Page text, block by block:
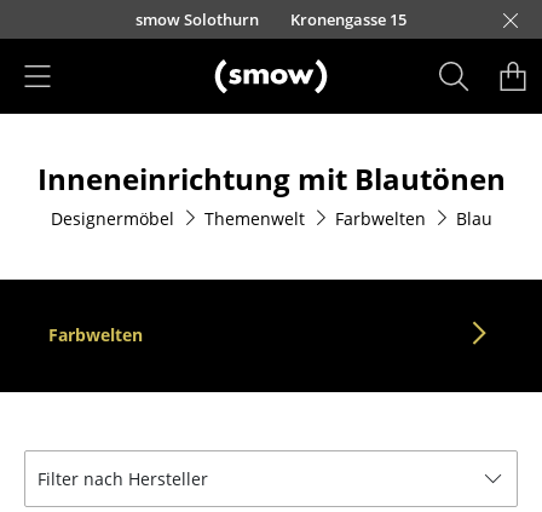
Direkt zum Inhaltsmow Solothurn Kronengasse 15
Sitzmöbel
Esszimmerstühle
Sofas
Sessel
Freischwinger
Inneneinrichtung mit Blautönen
Designermöbel Themenwelt Farbwelten Blau
Farbwelten
Filter nach Hersteller